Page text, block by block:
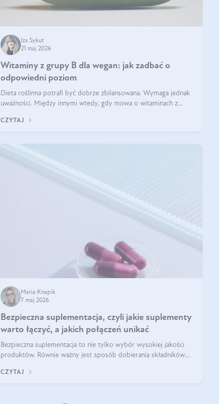
Iza Sykut
21 maj 2026
Witaminy z grupy B dla wegan: jak zadbać o
odpowiedni poziom
Dieta roślinna potrafi być dobrze zbilansowana. Wymaga jednak
uważności. Między innymi wtedy, gdy mowa o witaminach z
naczyń połączonych.
CZYTAJ
Maria Knapik
7 maj 2026
Bezpieczna suplementacja, czyli jakie suplementy
warto łączyć, a jakich połączeń unikać
Bezpieczna suplementacja to nie tylko wybór wysokiej jakości
produktów. Równie ważny jest sposób dobierania składników
łączyć suplementy diety? Poznaj nasze wskazówki.
CZYTAJ